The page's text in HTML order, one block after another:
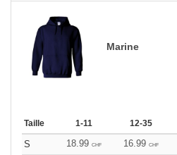
Marine
Taille 1-11 12-35
S 18.99 CHF 16.99 CHF